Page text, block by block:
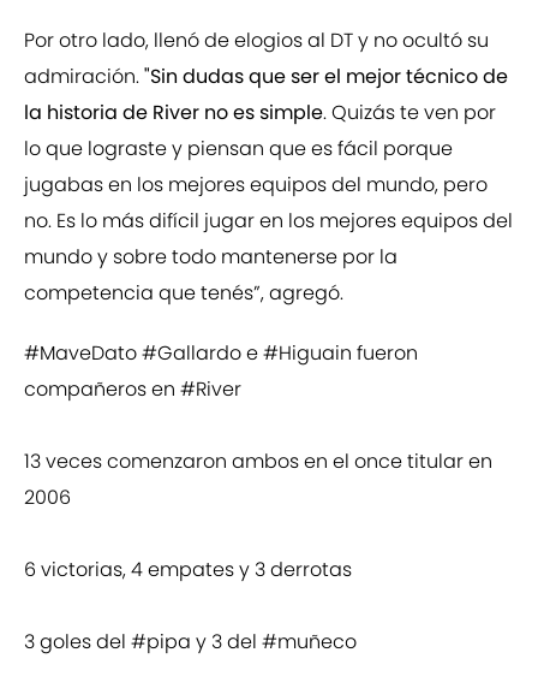
Por otro lado, llenó de elogios al DT y no ocultó su
admiración."Sin dudas que ser el mejor técnico de
la historia de River no es simple. Quizás te ven por
lo que lograste y piensan que es fácil porque
jugabas en los mejores equipos del mundo, pero
no. Es lo más difícil jugar en los mejores equipos del
mundo y sobre todo mantenerse por la
competencia que tenés”, agregó.
#MaveDato#Gallardoe#Higuain fueron
compañeros en #River
13 veces comenzaron ambos en el once titular en
2006
6 victorias, 4 empates y 3 derrotas
3 goles del #pipa y 3 del #muñeco